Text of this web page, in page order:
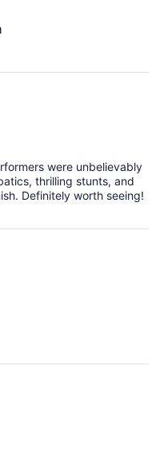
were unbelievably
thrilling stunts, and
Definitely worth seeing!